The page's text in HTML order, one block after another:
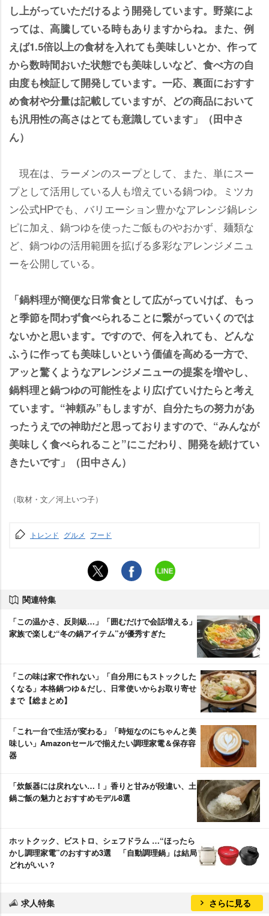
し上がっていただけるよう開発しています。野菜によ
っては、高騰している時もありますからね。また、例
えば1.5倍以上の食材を入れても美味しいとか、作って
から数時間おいた状態でも美味しいなど、食べ方の自
由度も検証して開発しています。一応、裏面におすす
め食材や分量は記載していますが、どの商品において
も汎用性の高さはとても意識しています」（田中さ
ん）
現在は、ラーメンのスープとして、また、単にスー
プとして活用している人も増えている鍋つゆ。ミツカ
ン公式HPでも、バリエーション豊かなアレンジ鍋レシ
ピに加え、鍋つゆを使ったご飯ものやおかず、麺類な
ど、鍋つゆの活用範囲を拡げる多彩なアレンジメニュ
ーを公開している。
「鍋料理が簡便な日常食として広がっていけば、もっ
と季節を問わず食べられることに繋がっていくのでは
ないかと思います。ですので、何を入れても、どんな
ふうに作っても美味しいという価値を高める一方で、
アッと驚くようなアレンジメニューの提案を増やし、
鍋料理と鍋つゆの可能性をより広げていけたらと考え
ています。“神頼み”もしますが、自分たちの努力があ
ったうえでの神助だと思っておりますので、“みんなが
美味しく食べられること”にこだわり、開発を続けてい
きたいです」（田中さん）
（取材・文／河上いつ子）
トレンド グルメ フード
関連特集
「この温かさ、反則級…」「囲むだけで会話増える」
家族で楽しむ“冬の鍋アイテム”が優秀すぎた
「この味は家で作れない」「自分用にもストックした
くなる」本格鍋つゆ＆だし、日常使いからお取り寄せ
まで【総まとめ】
「これ一台で生活が変わる」「時短なのにちゃんと美
味しい」Amazonセールで揃えたい調理家電＆保存容
器
「炊飯器には戻れない…！」香りと甘みが段違い、土
鍋ご飯の魅力とおすすめモデル8選
ホットクック、ビストロ、シェフドラム …“ほったら
かし調理家電”のおすすめ3選 「自動調理鍋」は結局
どれがいい？
求人特集 さらに見る